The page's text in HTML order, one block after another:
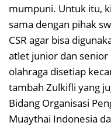
mumpuni. Untuk itu,
sama dengan pihak
CSR agar bisa
atlet junior dan
olahraga disetiap
tambah Zulkifli yang
Bidang Organisasi
Muaythai Indonesia